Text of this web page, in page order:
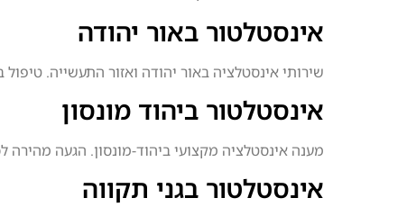
אינסטלטור באור יהודה
שירותי אינסטלציה באור יהודה ואזור התעשייה.
אינסטלטור ביהוד מונסון
מענה אינסטלציה מקצועי ביהוד-מונסון. הגעה
אינסטלטור בגני תקווה